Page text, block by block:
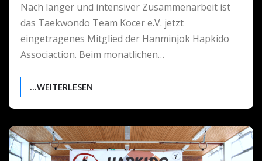
Nach langer und intensiver Zusammenarbeit ist
das Taekwondo Team Kocer e.V. jetzt
eingetragenes Mitglied der Hanminjok Hapkido
Associaction. Beim monatlichen…
...WEITERLESEN